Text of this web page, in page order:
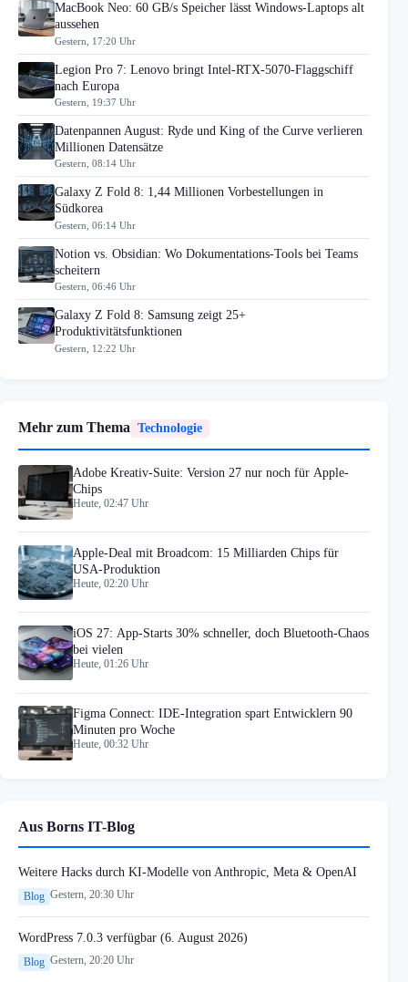
MacBook Neo: 60 GB/s Speicher lässt Windows-Laptops alt
aussehen
Gestern, 17:20 Uhr
Legion Pro 7: Lenovo bringt Intel-RTX-5070-Flaggschiff
nach Europa
Gestern, 19:37 Uhr
Datenpannen August: Ryde und King of the Curve verlieren
Millionen Datensätze
Gestern, 08:14 Uhr
Galaxy Z Fold 8: 1,44 Millionen Vorbestellungen in
Südkorea
Gestern, 06:14 Uhr
Notion vs. Obsidian: Wo Dokumentations-Tools bei Teams
scheitern
Gestern, 06:46 Uhr
Galaxy Z Fold 8: Samsung zeigt 25+
Produktivitätsfunktionen
Gestern, 12:22 Uhr
Mehr zum Thema Technologie
Adobe Kreativ-Suite: Version 27 nur noch für Apple-
Chips
Heute, 02:47 Uhr
Apple-Deal mit Broadcom: 15 Milliarden Chips für
USA-Produktion
Heute, 02:20 Uhr
iOS 27: App-Starts 30% schneller, doch Bluetooth-Chaos
bei vielen
Heute, 01:26 Uhr
Figma Connect: IDE-Integration spart Entwicklern 90
Minuten pro Woche
Heute, 00:32 Uhr
Aus Borns IT-Blog
Weitere Hacks durch KI-Modelle von Anthropic, Meta & OpenAI
Blog Gestern, 20:30 Uhr
WordPress 7.0.3 verfügbar (6. August 2026)
Blog Gestern, 20:20 Uhr